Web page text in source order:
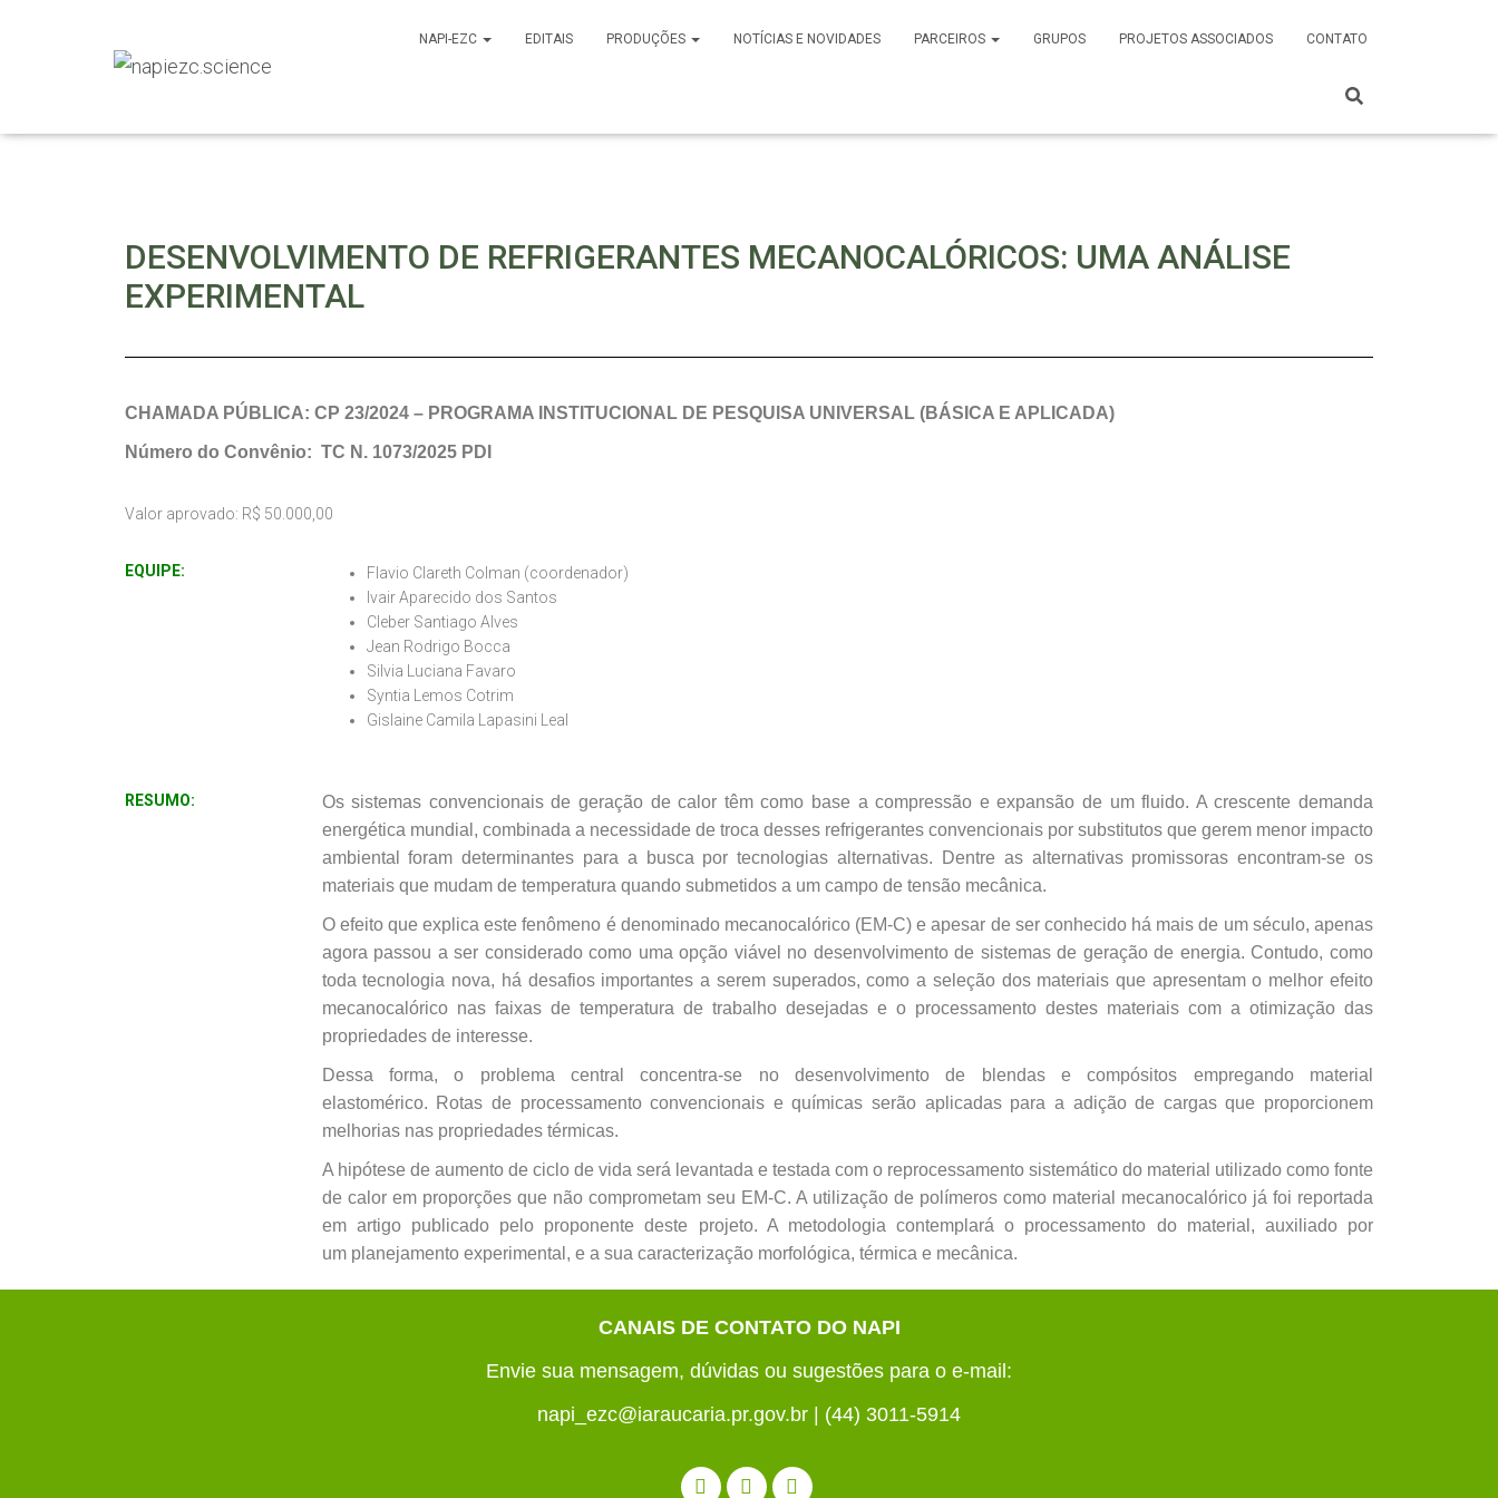
NAPI-EZC EDITAIS PRODUÇÕES NOTÍCIAS E NOVIDADES PARCEIROS GRUPOS PROJETOS ASSOCIADOS CONTATO
DESENVOLVIMENTO DE REFRIGERANTES MECANOCALÓRICOS: UMA ANÁLISE
EXPERIMENTAL
CHAMADA PÚBLICA: CP 23/2024 – PROGRAMA INSTITUCIONAL DE PESQUISA UNIVERSAL (BÁSICA E APLICADA)
Número do Convênio: TC N. 1073/2025 PDI
Valor aprovado: R$ 50.000,00
EQUIPE:
Flavio Clareth Colman (coordenador)
Ivair Aparecido dos Santos
Cleber Santiago Alves
Jean Rodrigo Bocca
Silvia Luciana Favaro
Syntia Lemos Cotrim
Gislaine Camila Lapasini Leal
RESUMO: Os sistemas convencionais de geração de calor têm como base a compressão e expansão de um fluido. A crescente demanda
energética mundial, combinada a necessidade de troca desses refrigerantes convencionais por substitutos que gerem menor impacto
ambientalforam determinantes para a busca por tecnologias alternativas. Dentre as alternativas promissoras encontram-se os
materiais que mudam de temperatura quando submetidos a um campo de tensão mecânica.
O efeito que explica este fenômeno é denominado mecanocalórico (EM-C) e apesar de ser conhecido há mais de um século, apenas
agora passou a ser considerado como uma opção viável no desenvolvimento de sistemas de geração de energia. Contudo, como
toda tecnologia nova, há desafios importantes a serem superados, como a seleção dos materiais que apresentam o melhor efeito
mecanocalórico nas faixas de temperatura de trabalho desejadas e o processamento destes materiais com a otimização das
propriedades de interesse.
Dessa forma, o problema central concentra-se no desenvolvimento de blendas e compósitos empregando material
elastomérico. Rotas de processamento convencionais e químicas serão aplicadas para a adição de cargas que proporcionem
melhorias nas propriedades térmicas.
A hipótese de aumento de ciclo de vida será levantada e testada com o reprocessamento sistemático do material utilizado como fonte
de calor em proporções que não comprometam seu EM-C. A utilização de polímeros como material mecanocalórico já foi reportada
em artigo publicado pelo proponente deste projeto. A metodologia contemplará o processamento do material, auxiliado por
um planejamento experimental, e a sua caracterização morfológica, térmica e mecânica.
CANAIS DE CONTATO DO NAPI
Envie sua mensagem, dúvidas ou sugestões para o e-mail:
napi_ezc@iaraucaria.pr.gov.br | (44) 3011-5914